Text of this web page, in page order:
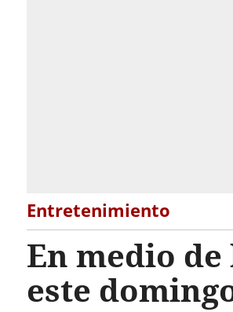
Entretenimiento
En medio
este